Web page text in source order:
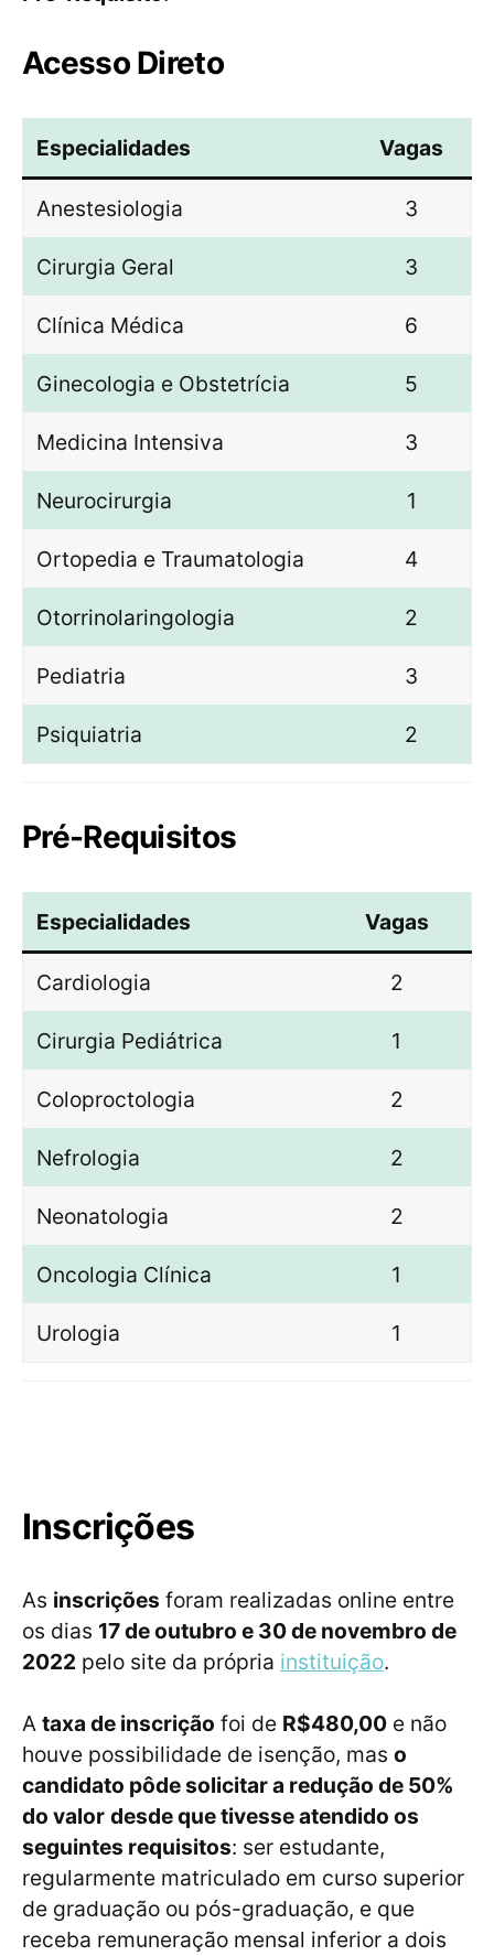
Acesso Direto
Especialidades Vagas
Anestesiologia 3
Cirurgia Geral 3
Clínica Médica 6
Ginecologia e Obstetrícia 5
Medicina Intensiva 3
Neurocirurgia 1
Ortopedia e Traumatologia 4
Otorrinolaringologia 2
Pediatria 3
Psiquiatria 2
Pré-Requisitos
Especialidades Vagas
Cardiologia 2
Cirurgia Pediátrica 1
Coloproctologia 2
Nefrologia 2
Neonatologia 2
Oncologia Clínica 1
Urologia 1
Inscrições
As inscrições foram realizadas online entre
os dias 17 de outubro e 30 de novembro de
2022 pelo site da própria instituição.
A taxa de inscrição foi de R$480,00 e não
houve possibilidade de isenção, mas o
candidato pôde solicitar a redução de 50%
do valor desde que tivesse atendido os
seguintes requisitos: ser estudante,
regularmente matriculado em curso superior
de graduação ou pós-graduação, e que
receba remuneração mensal inferior a dois